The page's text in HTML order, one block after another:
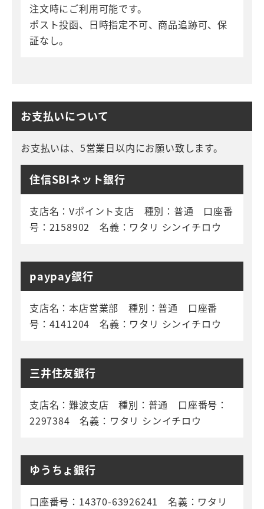
注文時にご利用可能です。
ポスト投函、日時指定不可、商品追跡可、保
証なし。
お支払いについて
お支払いは、5営業日以内にお願い致します。
住信SBIネット銀行
支店名：Vポイント支店 種別：普通 口座番
号：2158902 名義：ワタリ シンイチロウ
paypay銀行
支店名：本店営業部 種別：普通 口座番
号：4141204 名義：ワタリ シンイチロウ
三井住友銀行
支店名：難波支店 種別：普通 口座番号：
2297384 名義：ワタリ シンイチロウ
ゆうちょ銀行
口座番号：14370-63926241 名義：ワタリ